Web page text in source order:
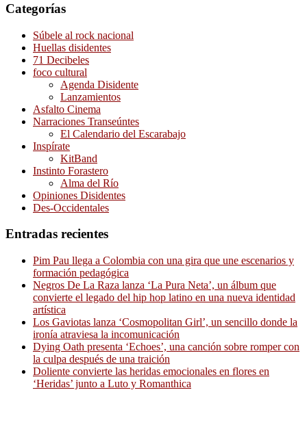
Categorías
Súbele al rock nacional
Huellas disidentes
71 Decibeles
foco cultural
Agenda Disidente
Lanzamientos
Asfalto Cinema
Narraciones Transeúntes
El Calendario del Escarabajo
Inspírate
KitBand
Instinto Forastero
Alma del Río
Opiniones Disidentes
Des-Occidentales
Entradas recientes
Pim Pau llega a Colombia con una gira que une escenarios y
formación pedagógica
Negros De La Raza lanza ‘La Pura Neta’, un álbum que
convierte el legado del hip hop latino en una nueva identidad
artística
Los Gaviotas lanza ‘Cosmopolitan Girl’, un sencillo donde la
ironía atraviesa la incomunicación
Dying Oath presenta ‘Echoes’, una canción sobre romper con
la culpa después de una traición
Doliente convierte las heridas emocionales en flores en
‘Heridas’ junto a Luto y Romanthica